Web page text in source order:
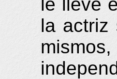
la actriz